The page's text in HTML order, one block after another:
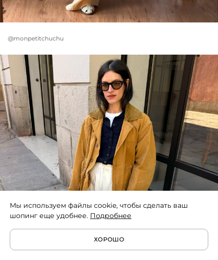
@monpetitchuchu
Мы используем файлы cookie, чтобы сделать ваш
шопинг еще удобнее. Подробнее
ХОРОШО